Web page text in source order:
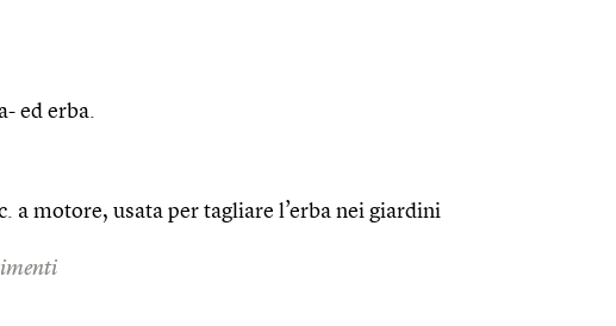
ed erba.
a motore, usata per tagliare l’erba nei giardini